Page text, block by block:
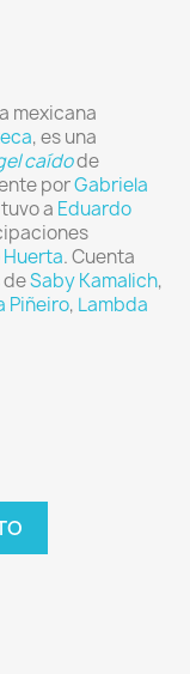
mexicana
, es una
caídode
porGabriela
a Eduardo
Huerta. Cuenta
deSaby Kamalich,
Piñeiro, Lambda